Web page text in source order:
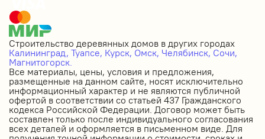
Строительство деревянных домов в других городах
Калининград, Туапсе, Курск, Омск, Челябинск, Сочи,
Магнитогорск.
Все материалы, цены, условия и предложения,
размещенные на данном сайте, носят исключительно
информационный характер и не являются публичной
офертой в соответствии со статьей 437 Гражданского
кодекса Российской Федерации. Договор может быть
составлен только после индивидуального согласования
всех деталей и оформляется в письменном виде. Для